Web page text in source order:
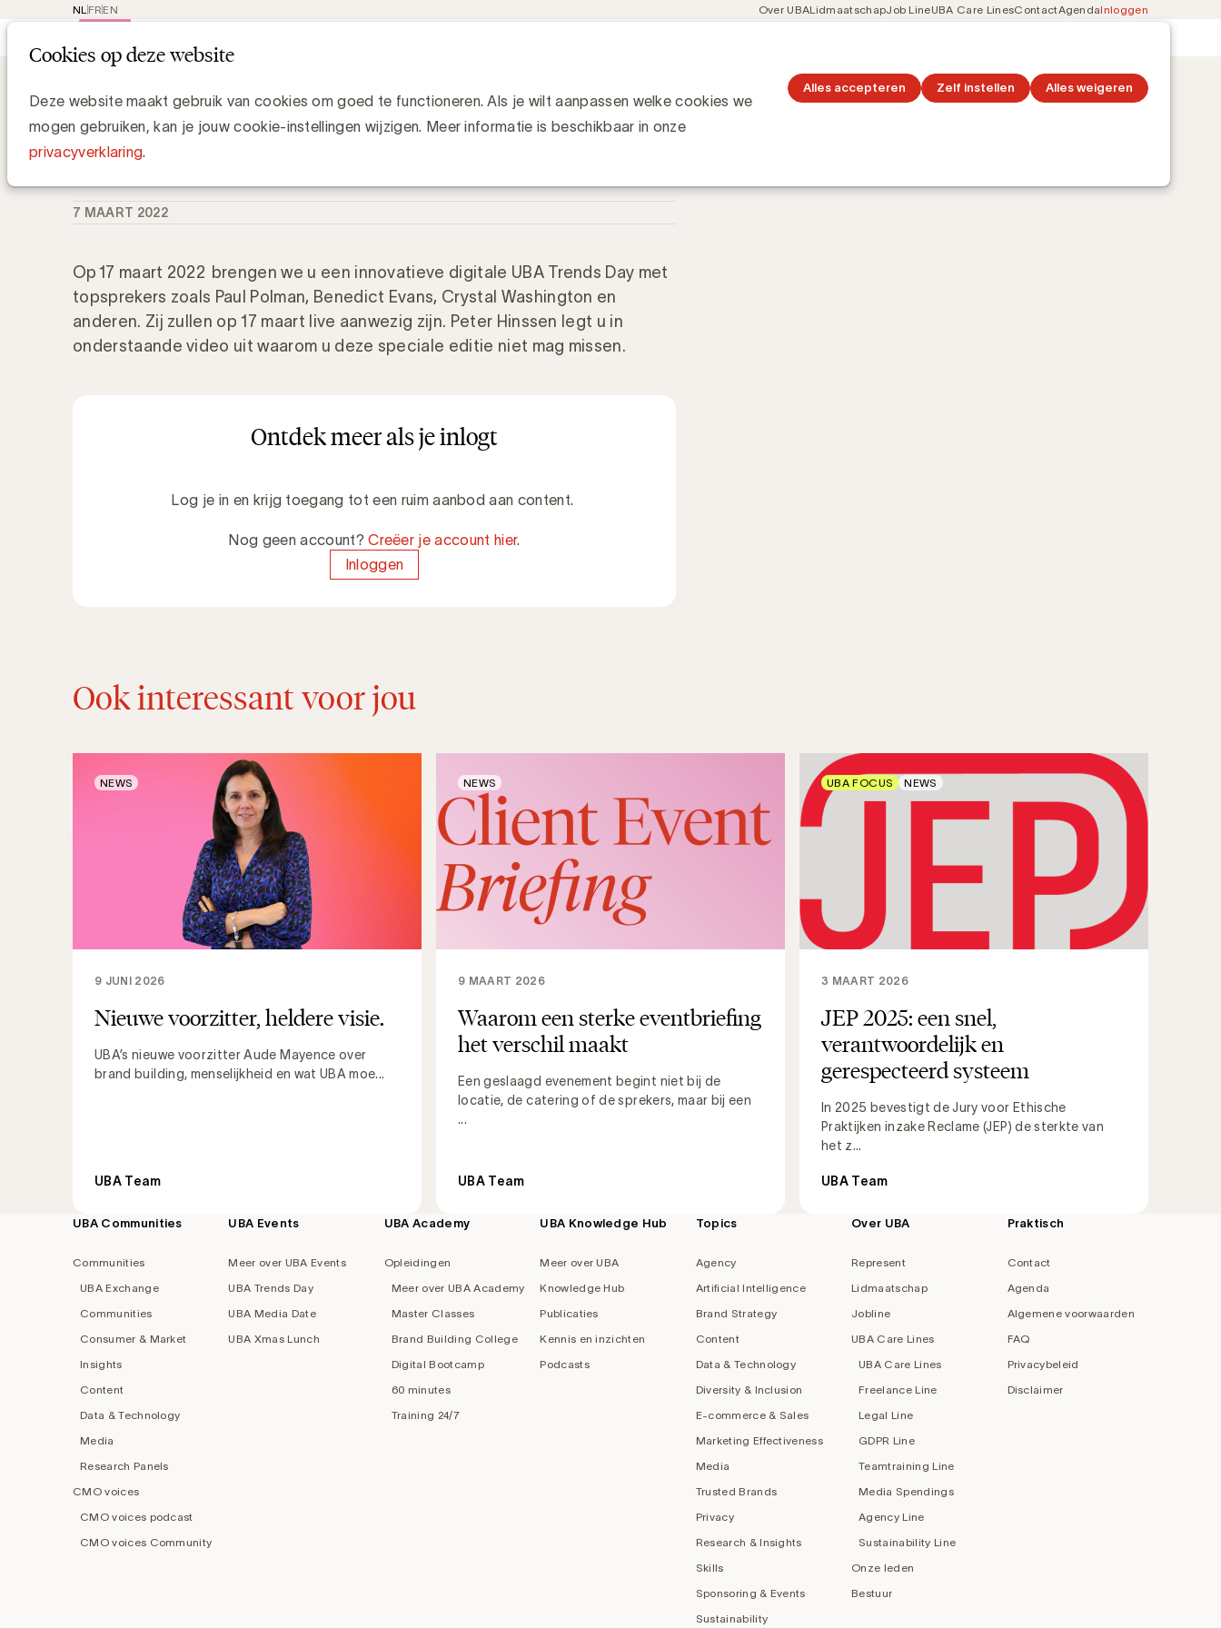
Cookies op deze website
Deze website maakt gebruik van cookies om goed te functioneren. Als je wilt aanpassen welke cookies we
mogen gebruiken, kan je jouw cookie-instellingen wijzigen. Meer informatie is beschikbaar in onze
privacyverklaring.
Alles accepteren Zelf instellen Alles weigeren
EN
FR
NL
Meta
Over UBALidmaatschapJob LineUBA Care LinesContactAgendaInloggen
Waarom u volgens Peter Hinssen de UBA Trends Day niet mag
missen?
UBA Team
7 MAART 2022
Op 17 maart 2022 brengen we u een innovatieve digitale UBA Trends Day met
topsprekers zoals Paul Polman, Benedict Evans, Crystal Washington en
anderen. Zij zullen op 17 maart live aanwezig zijn. Peter Hinssen legt u in
onderstaande video uit waarom u deze speciale editie niet mag missen.
Ontdek meer als je inlogt
Log je in en krijg toegang tot een ruim aanbod aan content.
Nog geen account?Creëer je account hier.
Inloggen
Ook interessant voor jou
Nieuwe voorzitter, heldere visie.
UBA’s nieuwe voorzitter Aude Mayence over
brand building, menselijkheid en wat UBA moe...
9 JUNI 2026
UBA Team
NEWS
Waarom een sterke eventbriefing
het verschil maakt
Een geslaagd evenement begint niet bij de
locatie, de catering of de sprekers, maar bij een
...
9 MAART 2026
UBA Team
NEWS
JEP 2025: een snel,
verantwoordelijk en
gerespecteerd systeem
In 2025 bevestigt de Jury voor Ethische
Praktijken inzake Reclame (JEP) de sterkte van
het z...
3 MAART 2026
UBA Team
UBA FOCUS NEWS
Footer
UBA Communities
Communities
UBA Exchange
Communities
Consumer & Market
Insights
Content
Data & Technology
Media
Research Panels
CMO voices
CMO voices podcast
CMO voices Community
UBA Events
Meer over UBA Events
UBA Trends Day
UBA Media Date
UBA Xmas Lunch
UBA Academy
Opleidingen
Meer over UBA Academy
Master Classes
Brand Building College
Digital Bootcamp
60 minutes
Training 24/7
UBA Knowledge Hub
Meer over UBA
Knowledge Hub
Publicaties
Kennis en inzichten
Podcasts
Topics
Agency
Artificial Intelligence
Brand Strategy
Content
Data & Technology
Diversity & Inclusion
E-commerce & Sales
Marketing Effectiveness
Media
Trusted Brands
Privacy
Research & Insights
Skills
Sponsoring & Events
Sustainability
Over UBA
Represent
Lidmaatschap
Jobline
UBA Care Lines
UBA Care Lines
Freelance Line
Legal Line
GDPR Line
Teamtraining Line
Media Spendings
Agency Line
Sustainability Line
Onze leden
Bestuur
Praktisch
Contact
Agenda
Algemene voorwaarden
FAQ
Privacybeleid
Disclaimer